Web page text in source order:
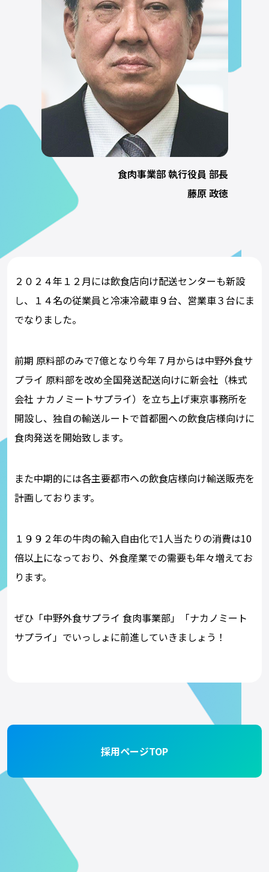
食肉事業部 執行役員 部長
藤原 政徳
２０２４年１２月には飲食店向け配送センターも新設
し、１４名の従業員と冷凍冷蔵車９台、営業車３台にま
でなりました。
前期 原料部のみで7億となり今年７月からは中野外食サ
プライ 原料部を改め全国発送配送向けに新会社（株式
会社 ナカノミートサプライ）を立ち上げ東京事務所を
開設し、独自の輸送ルートで首都圏への飲食店様向けに
食肉発送を開始致します。
また中期的には各主要都市への飲食店様向け輸送販売を
計画しております。
１９９２年の牛肉の輸入自由化で1人当たりの消費は10
倍以上になっており、外食産業での需要も年々増えてお
ります。
ぜひ「中野外食サプライ 食肉事業部」「ナカノミート
サプライ」でいっしょに前進していきましょう！
採用ページTOP